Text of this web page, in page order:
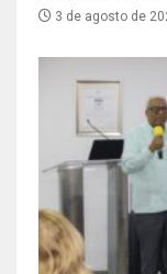
3 de agosto de